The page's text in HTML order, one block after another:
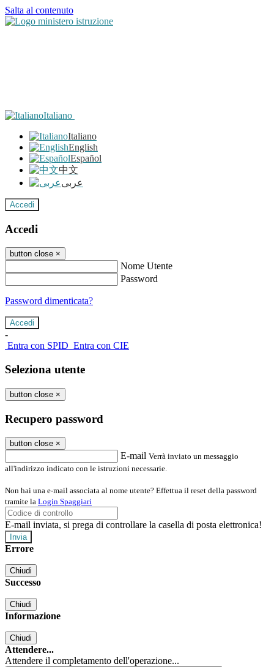
Salta al contenuto
Italiano
Italiano
English
Español
中文
عربى
Accedi
Accedi
button close ×
Nome Utente
Password
Password dimenticata?
-
Entra con SPID Entra con CIE
Seleziona utente
button close ×
Recupero password
button close ×
E-mail Verrà inviato un messaggio
all'indirizzo indicato con le istruzioni necessarie.
Non hai una e-mail associata al nome utente? Effettua il reset della password
tramite la Login Spaggiari
E-mail inviata, si prega di controllare la casella di posta elettronica!
Errore
Chiudi
Successo
Chiudi
Informazione
Chiudi
Attendere...
Attendere il completamento dell'operazione...